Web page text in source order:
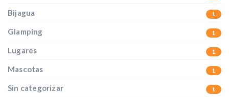
Bijagua 1
Glamping 1
Lugares 1
Mascotas 1
Sin categorizar 1